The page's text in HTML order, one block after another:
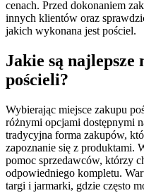
cenach. Przed dokonaniem
innych klientów oraz
jakich wykonana jest pościel.
Jakie są najlepsze
pościeli?
Wybierając miejsce zakupu
różnymi opcjami dostępnymi
tradycyjna forma zakupów,
zapoznanie się z produktami.
pomoc sprzedawców, którzy
odpowiedniego kompletu.
targi i jarmarki, gdzie często